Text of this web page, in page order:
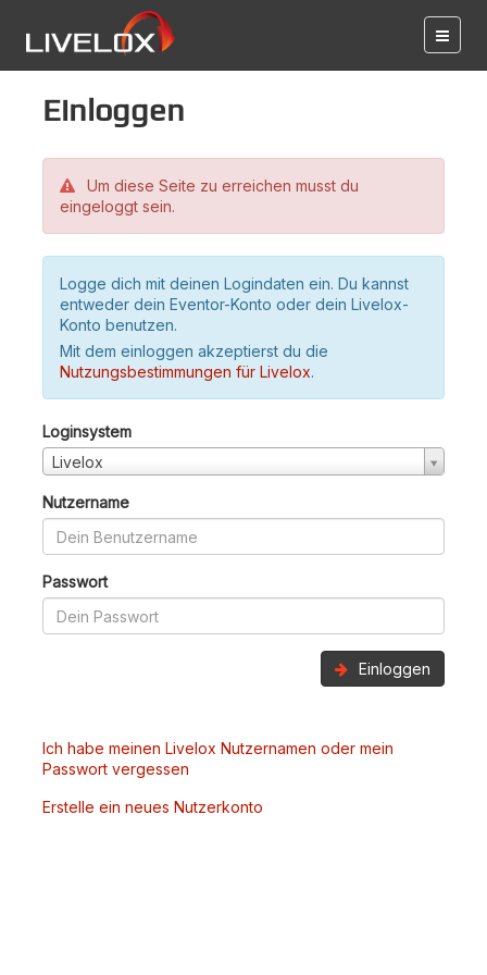
Einloggen
Um diese Seite zu erreichen musst du
eingeloggt sein.
Logge dich mit deinen Logindaten ein. Du kannst
entweder dein Eventor-Konto oder dein Livelox-
Konto benutzen.
Mit dem einloggen akzeptierst du die
Nutzungsbestimmungen für Livelox.
Loginsystem
Livelox
Nutzername
Passwort
Einloggen
Ich habe meinen Livelox Nutzernamen oder mein
Passwort vergessen
Erstelle ein neues Nutzerkonto